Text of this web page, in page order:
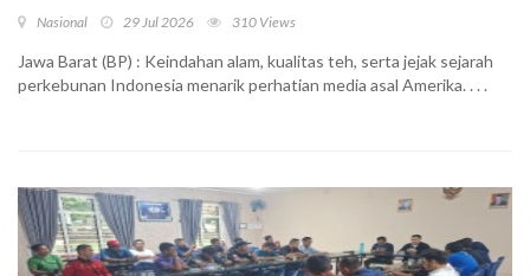
Nasional 29 Jul 2026 310 Views
Jawa Barat (BP) : Keindahan alam, kualitas teh, serta jejak sejarah
perkebunan Indonesia menarik perhatian media asal Amerika. . . .